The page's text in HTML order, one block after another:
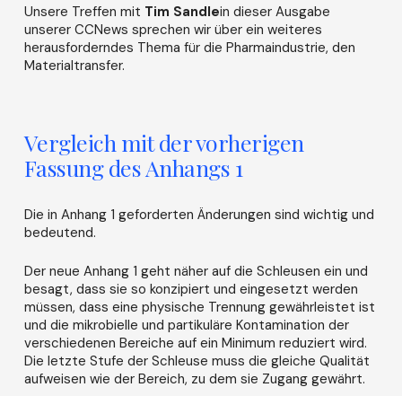
Unsere Treffen mit Tim Sandlein dieser Ausgabe
unserer CCNews sprechen wir über ein weiteres
herausforderndes Thema für die Pharmaindustrie, den
Materialtransfer.
Vergleich mit der vorherigen
Fassung des Anhangs 1
Die in Anhang 1 geforderten Änderungen sind wichtig und
bedeutend.
Der neue Anhang 1 geht näher auf die Schleusen ein und
besagt, dass sie so konzipiert und eingesetzt werden
müssen, dass eine physische Trennung gewährleistet ist
und die mikrobielle und partikuläre Kontamination der
verschiedenen Bereiche auf ein Minimum reduziert wird.
Die letzte Stufe der Schleuse muss die gleiche Qualität
aufweisen wie der Bereich, zu dem sie Zugang gewährt.